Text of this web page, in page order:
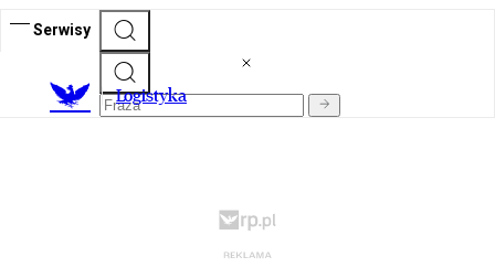
Serwisy
Logistyka